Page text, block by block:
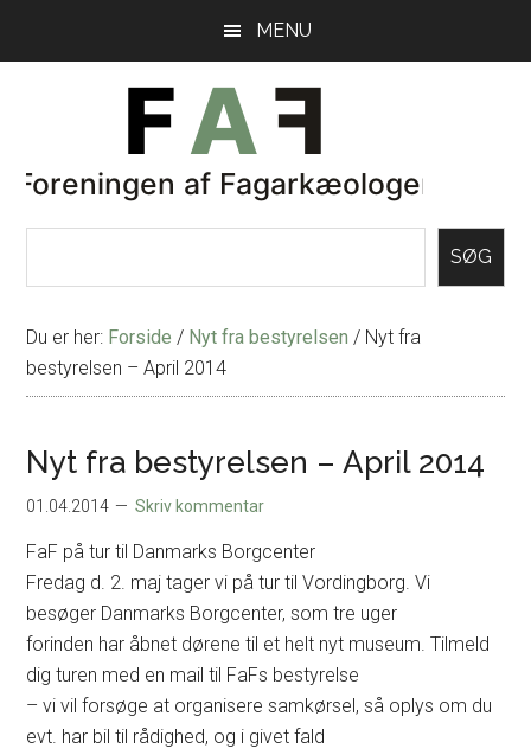
MENU
SØG
Du er her: Forside / Nyt fra bestyrelsen / Nyt fra
bestyrelsen – April 2014
Nyt fra bestyrelsen – April 2014
01.04.2014 Skriv kommentar
FaF på tur til Danmarks Borgcenter
Fredag d. 2. maj tager vi på tur til Vordingborg. Vi
besøger Danmarks Borgcenter, som tre uger
forinden har åbnet dørene til et helt nyt museum. Tilmeld
dig turen med en mail til FaFs bestyrelse
– vi vil forsøge at organisere samkørsel, så oplys om du
evt. har bil til rådighed, og i givet fald